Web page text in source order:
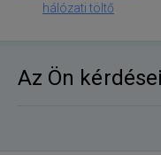
hálózati töltő
Az Ön kérdései